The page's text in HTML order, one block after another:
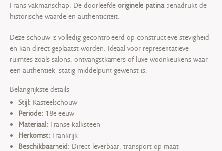
Frans vakmanschap. De doorleefde originele patinabenadrukt de
historische waarde en authenticiteit.
Deze schouw is volledig gecontroleerd op constructieve stevigheid
en kan direct geplaatst worden. Ideaal voor representatieve
ruimtes zoals salons, ontvangstkamers of luxe woonkeukens waar
een authentiek, statig middelpunt gewenst is.
Belangrijkste details
Stijl: Kasteelschouw
Periode: 18e eeuw
Materiaal: Franse kalksteen
Herkomst: Frankrijk
Beschikbaarheid: Direct leverbaar, transport op maat